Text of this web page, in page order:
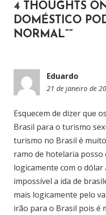
E
P
O
4 THOUGHTS
DOMÉSTICO
NORMAL””
Eduardo
21 de janeiro de
Esquecem de dizer que
Brasil para o turismo
turismo no Brasil é
ramo de hotelaria posso
logicamente com o dólar
impossível a ida de
mais logicamente pelo
irão para o Brasil pois é